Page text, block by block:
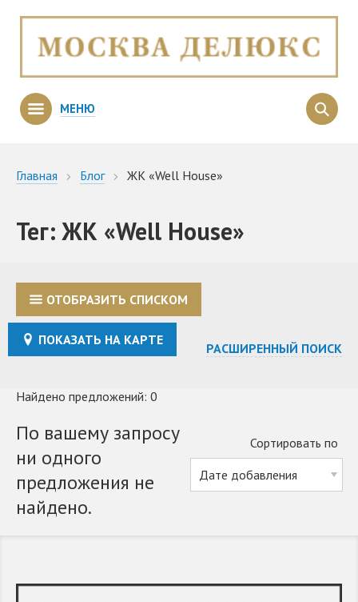
МЕНЮ
Главная Блог ЖК «Well House»
Тег: ЖК «Well House»
ОТОБРАЗИТЬ СПИСКОМ
ПОКАЗАТЬ НА КАРТЕ
РАСШИРЕННЫЙ ПОИСК
Найдено предложений: 0
Сортировать по
По вашему запросу
ни одного
предложения не
найдено.